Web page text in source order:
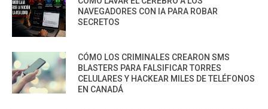
NAVEGADORES CON IA PARA ROBAR
SECRETOS
CÓMO LOS CRIMINALES CREARON SMS
BLASTERS PARA FALSIFICAR TORRES
CELULARES Y HACKEAR MILES DE TELÉFONOS
EN CANADÁ